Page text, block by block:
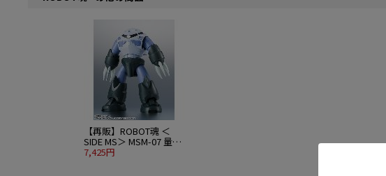
【再販】ROBOT魂 ＜
SIDE MS＞ MSM-07 量産
型ズゴック ver.
7,425円